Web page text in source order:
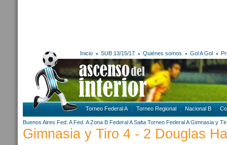
Inicio SUB 13/15/17 Quiénes somos Gol A Gol
Torneo Federal A Torneo Regional Nacional B
Buenos Aires Fed. A Fed. A Zona B Federal A Salta Torneo Federal A Gimnasia y
Gimnasia y Tiro 4 - 2 Douglas